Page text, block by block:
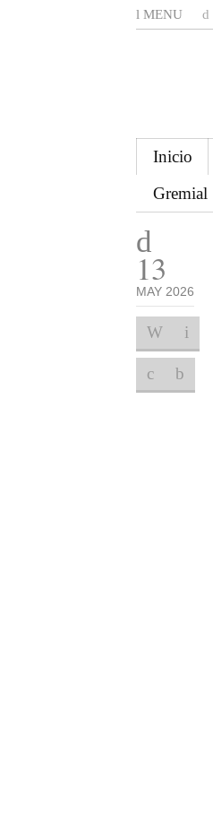
MENU
Inicio
Gremial
13
MAY 2026